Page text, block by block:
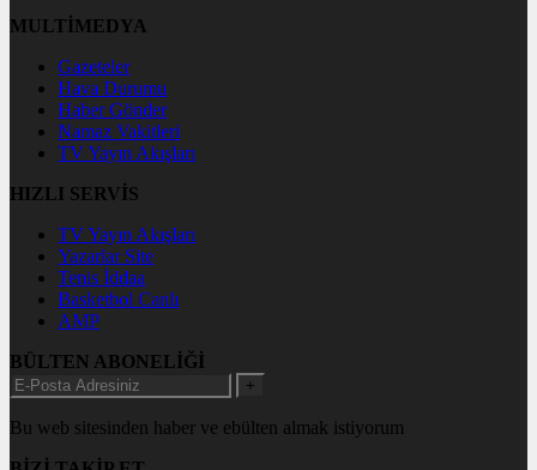
MULTİMEDYA
Gazeteler
Hava Durumu
Haber Gönder
Namaz Vakitleri
TV Yayın Akışları
HIZLI SERVİS
TV Yayın Akışları
Yazarlar Site
Tenis İddaa
Basketbol Canlı
AMP
BÜLTEN ABONELİĞİ
+
Bu web sitesinden haber ve ebülten almak istiyorum